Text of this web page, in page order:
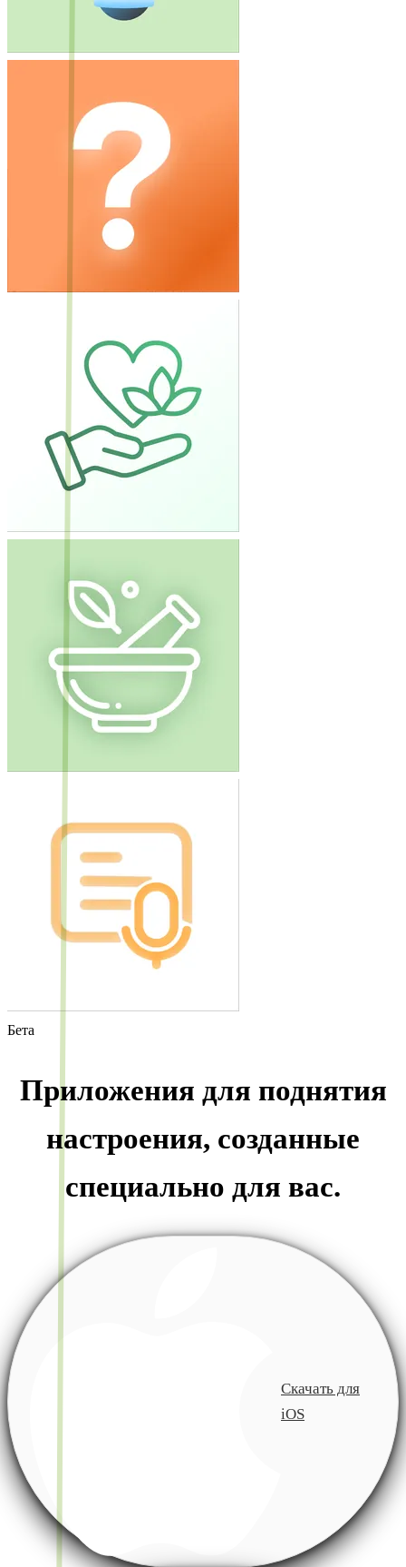
Бета
Приложения для поднятия
настроения, созданные
специально для вас.
Скачать для
iOS